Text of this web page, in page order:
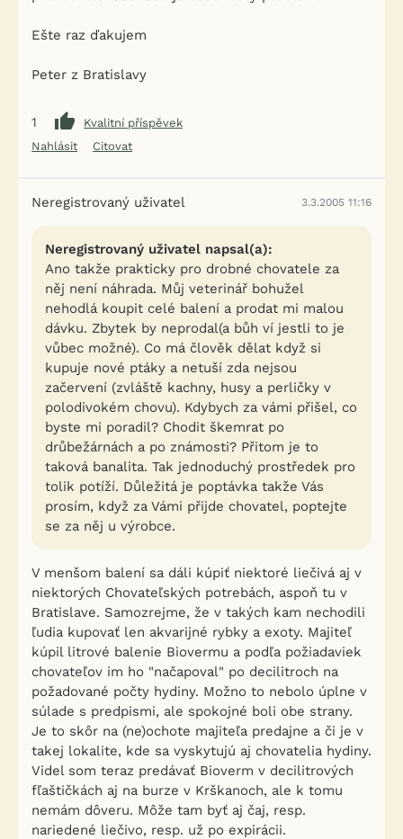
Ešte raz ďakujem
Peter z Bratislavy
1
Kvalitní příspěvek
Nahlásit
Citovat
Neregistrovaný uživatel 3.3.2005 11:16
Neregistrovaný uživatel napsal(a):
Ano takže prakticky pro drobné chovatele za
něj není náhrada. Můj veterinář bohužel
nehodlá koupit celé balení a prodat mi malou
dávku. Zbytek by neprodal(a bůh ví jestli to je
vůbec možné). Co má člověk dělat když si
kupuje nové ptáky a netuší zda nejsou
začervení (zvláště kachny, husy a perličky v
polodivokém chovu). Kdybych za vámi přišel, co
byste mi poradil? Chodit škemrat po
drůbežárnách a po známosti? Přitom je to
taková banalita. Tak jednoduchý prostředek pro
tolik potíží. Důležitá je poptávka takže Vás
prosím, když za Vámi přijde chovatel, poptejte
se za něj u výrobce.
V menšom balení sa dáli kúpiť niektoré liečivá aj v
niektorých Chovateľských potrebách, aspoň tu v
Bratislave. Samozrejme, že v takých kam nechodili
ľudia kupovať len akvarijné rybky a exoty. Majiteľ
kúpil litrové balenie Biovermu a podľa požiadaviek
chovateľov im ho "načapoval" po decilitroch na
požadované počty hydiny. Možno to nebolo úplne v
súlade s predpismi, ale spokojné boli obe strany.
Je to skôr na (ne)ochote majiteľa predajne a či je v
takej lokalite, kde sa vyskytujú aj chovatelia hydiny.
Videl som teraz predávať Bioverm v decilitrových
fľaštičkách aj na burze v Krškanoch, ale k tomu
nemám dôveru. Môže tam byť aj čaj, resp.
nariedené liečivo, resp. už po expirácii.